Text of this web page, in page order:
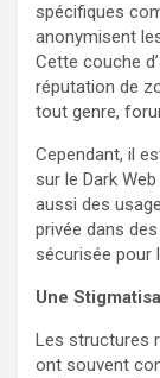
spécifiques
anonymisent
Cette couche
réputation de
tout genre,
Cependant, il
sur le Dark
aussi des
privée dans
sécurisée pour
Une
Les structures
ont souvent